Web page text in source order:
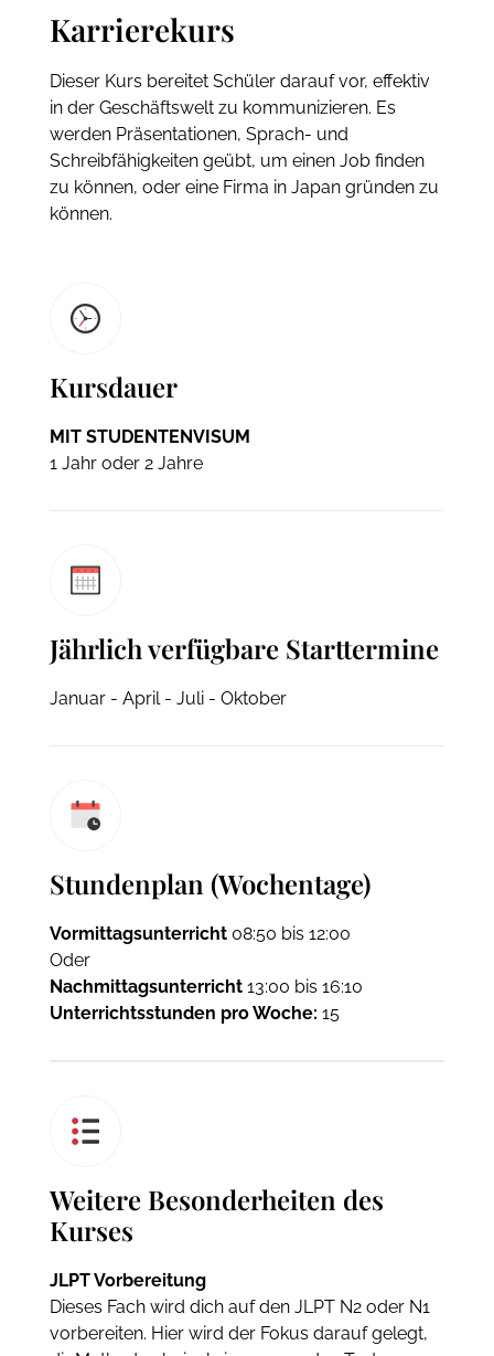
Karrierekurs
Dieser Kurs bereitet Schüler darauf vor, effektiv
in der Geschäftswelt zu kommunizieren. Es
werden Präsentationen, Sprach- und
Schreibfähigkeiten geübt, um einen Job finden
zu können, oder eine Firma in Japan gründen zu
können.
Kursdauer
MIT STUDENTENVISUM
1 Jahr oder 2 Jahre
Jährlich verfügbare Starttermine
Januar - April - Juli - Oktober
Stundenplan (Wochentage)
Vormittagsunterricht08:50 bis 12:00
Oder
Nachmittagsunterricht13:00 bis 16:10
Unterrichtsstunden pro Woche: 15
Weitere Besonderheiten des
Kurses
JLPT Vorbereitung
Dieses Fach wird dich auf den JLPT N2 oder N1
vorbereiten. Hier wird der Fokus darauf gelegt,